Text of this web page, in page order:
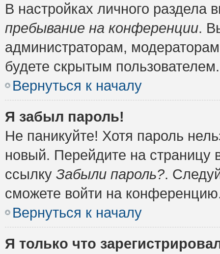
В настройках личного
пребывание на конференции.
администраторам,
будете скрытым пользователем.
Вернуться к началу
Я забыл пароль!
Не паникуйте! Хотя пароль
новый. Перейдите на
ссылку Забыли пароль?.
сможете войти на
Вернуться к началу
Я только что